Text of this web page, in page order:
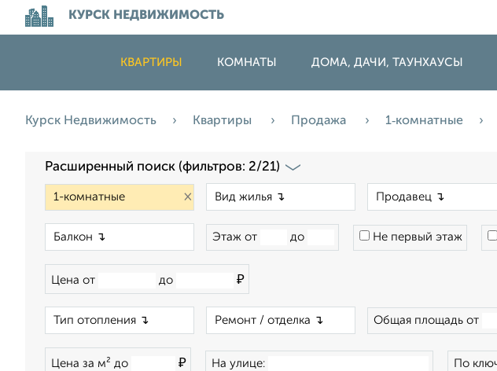
КУРСК НЕДВИЖИМОСТЬ
КВАРТИРЫ КОМНАТЫ ДОМА, ДАЧИ, ТАУНХАУСЫ
Курск Недвижимость Квартиры Продажа 1‑комнатные
Расширенный поиск (фильтров: 2/21)
×
Этаж от до Не первый этаж
Цена от до ₽
Общая площадь от
Цена за м² до ₽ На улице: По